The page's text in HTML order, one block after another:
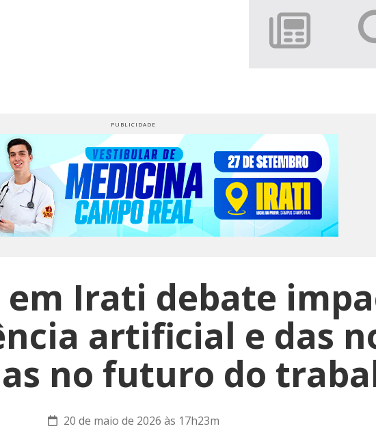
Irati debate
artificial e das
no futuro do
20 de maio de 2026 às 17h23m